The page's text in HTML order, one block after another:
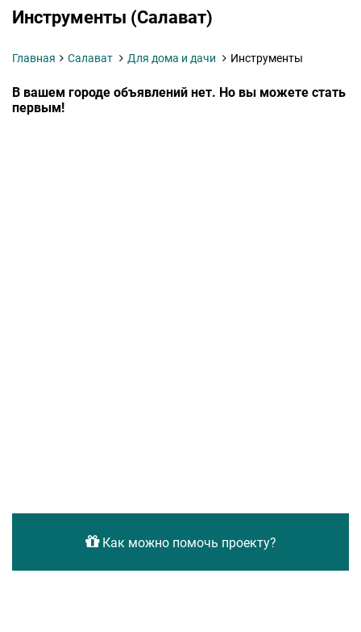
Инструменты (Салават)
Главная Салават Для дома и дачи Инструменты
В вашем городе объявлений нет. Но вы можете стать
первым!
Как можно помочь проекту?